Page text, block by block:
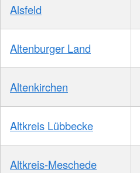
Alsfeld
Altenburger Land
Altenkirchen
Altkreis Lübbecke
Altkreis-Meschede